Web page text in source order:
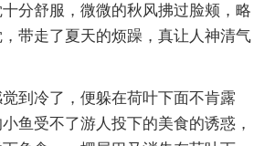
分舒服，微微的秋风拂过脸颊，略
带走了夏天的烦躁，真让人神清气
到冷了，便躲在荷叶下面不肯露
鱼受不了游人投下的美食的诱惑，